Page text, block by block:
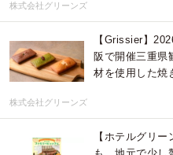
株式会社グリーンズ
【Grissier】
阪で開催三重県
材を使用した焼
株式会社グリーンズ
【ホテルグリ